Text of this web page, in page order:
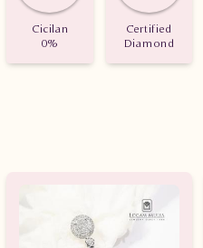
Cicilan
0%
Certified
Diamond